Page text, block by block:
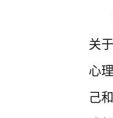
关
心
己